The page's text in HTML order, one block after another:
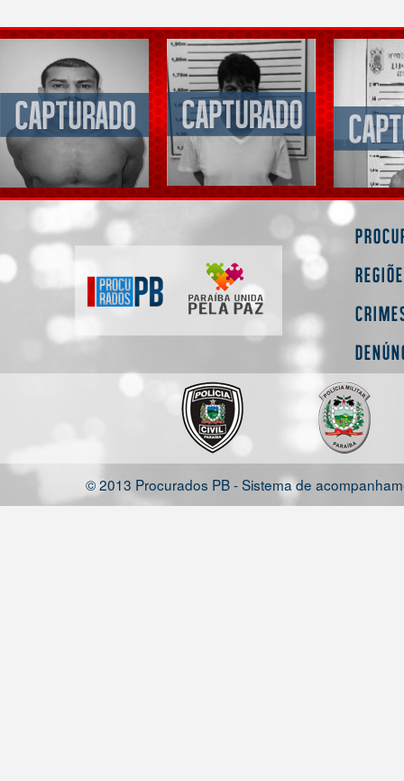
© 2013 Procurados PB - Sistema de